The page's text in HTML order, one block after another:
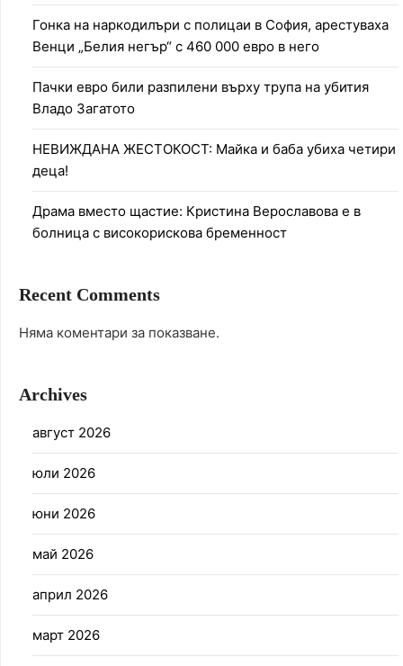
Гонка на наркодилъри с полицаи в София, арестуваха
Венци „Белия негър“ с 460 000 евро в него
Пачки евро били разпилени върху трупа на убития
Владо Загатото
НЕВИЖДАНА ЖЕСТОКОСТ: Майка и баба убиха четири
деца!
Драма вместо щастие: Кристина Верославова е в
болница с високорискова бременност
Recent Comments
Няма коментари за показване.
Archives
август 2026
юли 2026
юни 2026
май 2026
април 2026
март 2026